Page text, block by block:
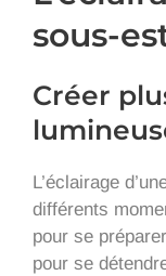
sous-
Créer
L’éclairage
différents
pour se
pour se